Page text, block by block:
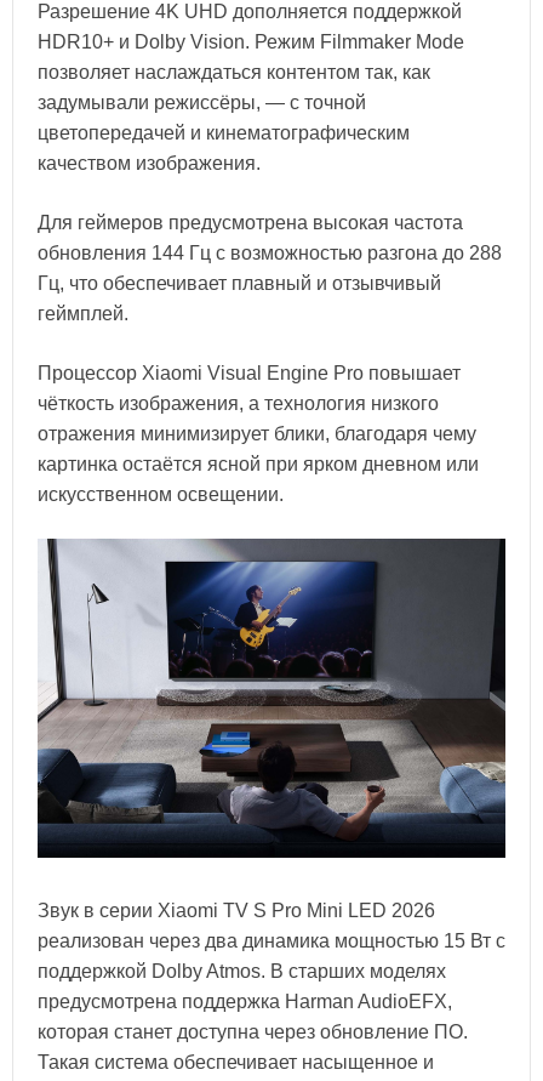
Разрешение 4K UHD дополняется поддержкой
HDR10+ и Dolby Vision. Режим Filmmaker Mode
позволяет наслаждаться контентом так, как
задумывали режиссёры, — с точной
цветопередачей и кинематографическим
качеством изображения.
Для геймеров предусмотрена высокая частота
обновления 144 Гц с возможностью разгона до 288
Гц, что обеспечивает плавный и отзывчивый
геймплей.
Процессор Xiaomi Visual Engine Pro повышает
чёткость изображения, а технология низкого
отражения минимизирует блики, благодаря чему
картинка остаётся ясной при ярком дневном или
искусственном освещении.
Звук в серии Xiaomi TV S Pro Mini LED 2026
реализован через два динамика мощностью 15 Вт с
поддержкой Dolby Atmos. В старших моделях
предусмотрена поддержка Harman AudioEFX,
которая станет доступна через обновление ПО.
Такая система обеспечивает насыщенное и